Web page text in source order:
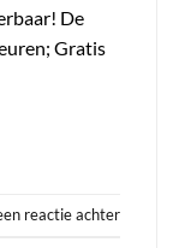
De
Gratis
reactie achter